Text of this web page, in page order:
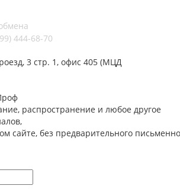
444-68-70
3 стр. 1, офис 405 (МЦД
распространение и любое другое
сайте, без предварительного